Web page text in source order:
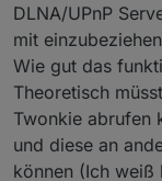
DLNA/UPnP
mit
Wie gut das
Theoretisch
Twonkie abrufen
und diese an
können (Ich